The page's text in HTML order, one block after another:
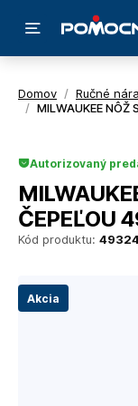
Domov / Ručné
/ MILWAUKEE NÔŽ
Akcia
Kód produktu:
Autorizovaný
ČEPEĽOU